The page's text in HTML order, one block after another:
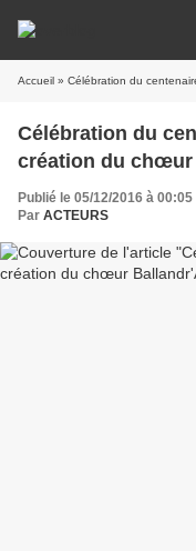
Accueil » Célébration du
Célébration du
création du chœur
Publié le 05/12/2016 à 00:05
Par ACTEURS